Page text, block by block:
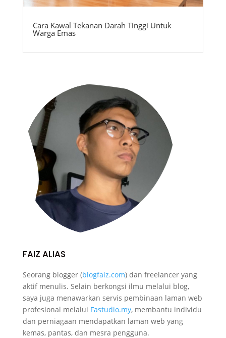
Cara Kawal Tekanan Darah Tinggi Untuk
Warga Emas
FAIZ ALIAS
Seorang blogger (blogfaiz.com) dan freelancer yang
aktif menulis. Selain berkongsi ilmu melalui blog,
saya juga menawarkan servis pembinaan laman web
profesional melalui Fastudio.my, membantu individu
dan perniagaan mendapatkan laman web yang
kemas, pantas, dan mesra pengguna.